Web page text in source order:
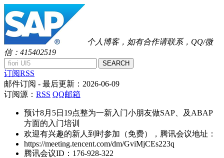
个人博客，如有合作请联系，QQ/微
信：415402519
SEARCH
订阅RSS
邮件订阅 - 最后更新： 2026-06-09
订阅源： RSS QQ邮箱
预计8月5日19点整为一新入门小朋友做SAP、及ABAP
方面的入门培训
欢迎有兴趣的新人到时参加（免费），腾讯会议地址：
https://meeting.tencent.com/dm/GviMjCEs223q
腾讯会议ID：176-928-322